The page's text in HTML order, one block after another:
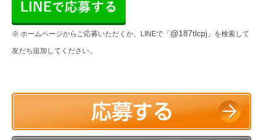
※ ホームページからご応募いただくか、LINEで「 @187tlcpj 」を検索して
友だち追加してください。